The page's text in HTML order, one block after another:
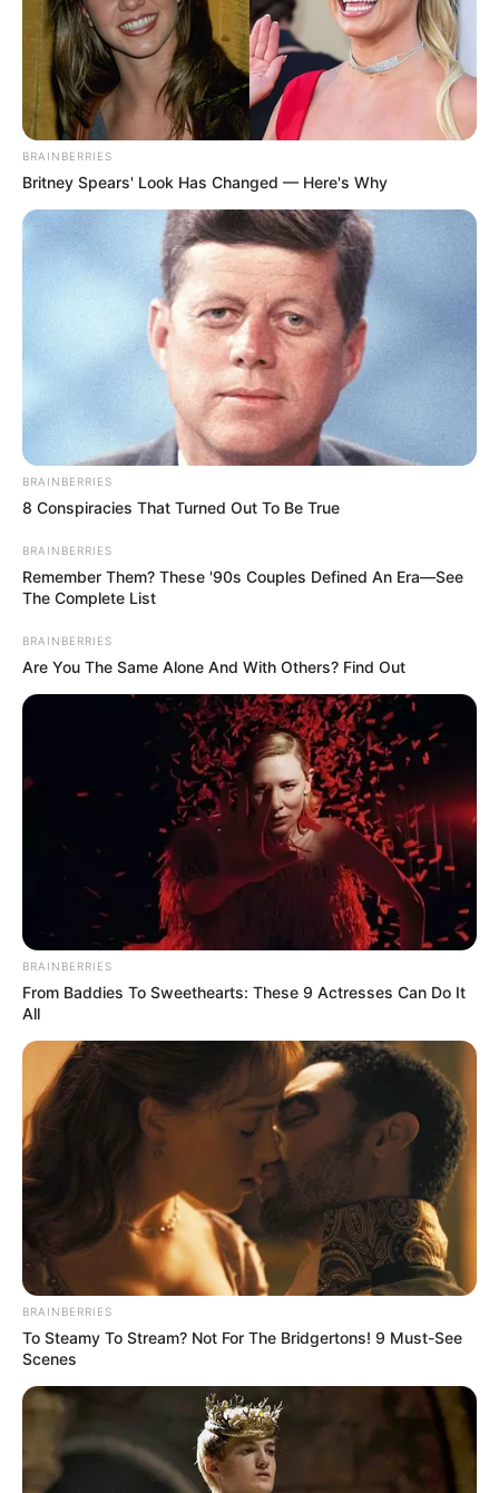
BRAINBERRIES
Britney Spears' Look Has Changed — Here's Why
BRAINBERRIES
8 Conspiracies That Turned Out To Be True
BRAINBERRIES
Remember Them? These '90s Couples Defined An Era—See
The Complete List
BRAINBERRIES
Are You The Same Alone And With Others? Find Out
BRAINBERRIES
From Baddies To Sweethearts: These 9 Actresses Can Do It
All
BRAINBERRIES
To Steamy To Stream? Not For The Bridgertons! 9 Must-See
Scenes